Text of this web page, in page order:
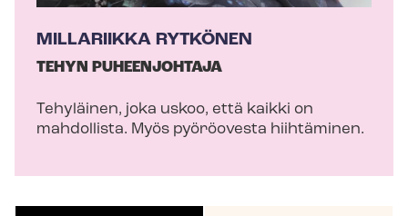
MILLARIIKKA RYTKÖNEN
TEHYN PUHEENJOHTAJA
Tehyläinen, joka uskoo, että kaikki on
mahdollista. Myös pyöröovesta hiihtäminen.